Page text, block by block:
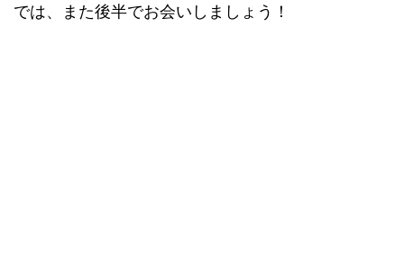
では、また後半でお会いしましょう！